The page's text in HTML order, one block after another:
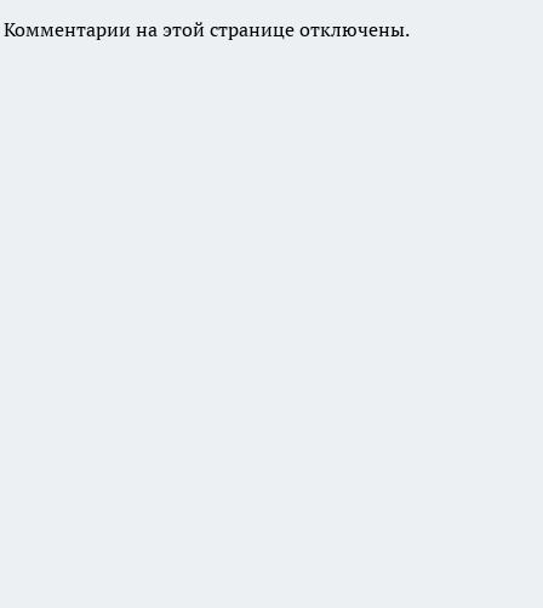
Комментарии на этой странице отключены.